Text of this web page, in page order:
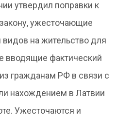
утвердил поправки к
ужесточающие
на жительство для
вводящие фактический
гражданам РФ в связи с
нахождением в Латвии
Ужесточаются и